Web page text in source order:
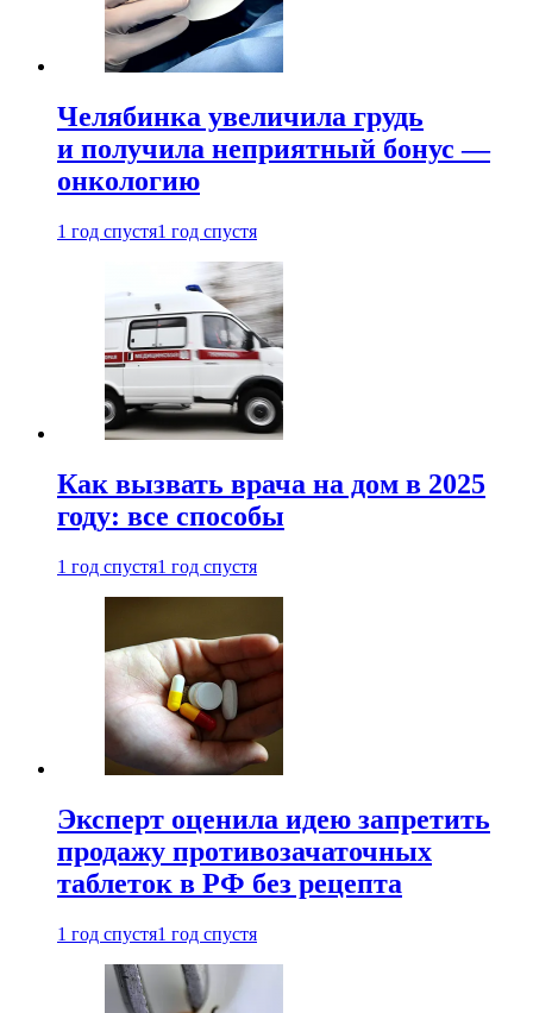
Челябинка увеличила грудь
и получила неприятный бонус —
онкологию
1 год спустя1 год спустя
Как вызвать врача на дом в 2025
году: все способы
1 год спустя1 год спустя
Эксперт оценила идею запретить
продажу противозачаточных
таблеток в РФ без рецепта
1 год спустя1 год спустя